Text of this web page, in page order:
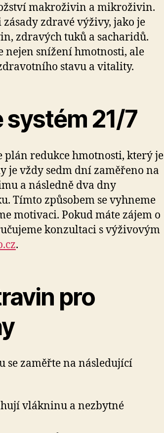
makroživin a mikroživin.
zdravé výživy, jako je
zdravých tuků a sacharidů.
nejen snížení hmotnosti, ale
stavu a vitality.
21/7
plán redukce hmotnosti, který je
je vždy sedm dní zaměřeno na
a následně dva dny
Tímto způsobem se vyhneme
motivaci. Pokud máte zájem o
konzultaci s výživovým
.
pro
se zaměřte na následující
vlákninu a nezbytné